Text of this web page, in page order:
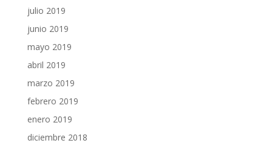
julio 2019
junio 2019
mayo 2019
abril 2019
marzo 2019
febrero 2019
enero 2019
diciembre 2018